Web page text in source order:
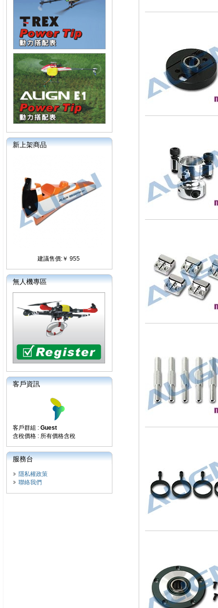
新上架商品
建議售價:￥ 955
無人機專區
客戶資訊
客戶群組 : Guest
含稅價格 : 所有價格含稅
服務台
隱私權政策
聯絡我們